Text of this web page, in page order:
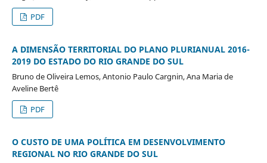
PDF
A DIMENSÃO TERRITORIAL DO PLANO PLURIANUAL 2016-
2019 DO ESTADO DO RIO GRANDE DO SUL
Bruno de Oliveira Lemos, Antonio Paulo Cargnin, Ana Maria de
Aveline Bertê
PDF
O CUSTO DE UMA POLÍTICA EM DESENVOLVIMENTO
REGIONAL NO RIO GRANDE DO SUL